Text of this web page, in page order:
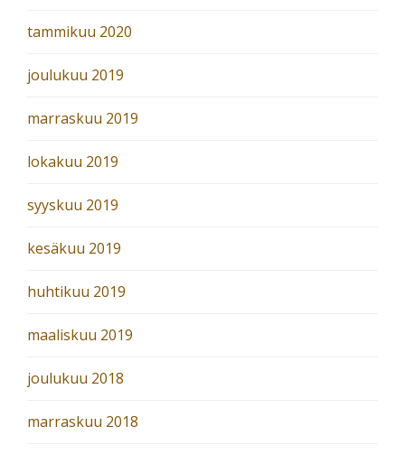
tammikuu 2020
joulukuu 2019
marraskuu 2019
lokakuu 2019
syyskuu 2019
kesäkuu 2019
huhtikuu 2019
maaliskuu 2019
joulukuu 2018
marraskuu 2018